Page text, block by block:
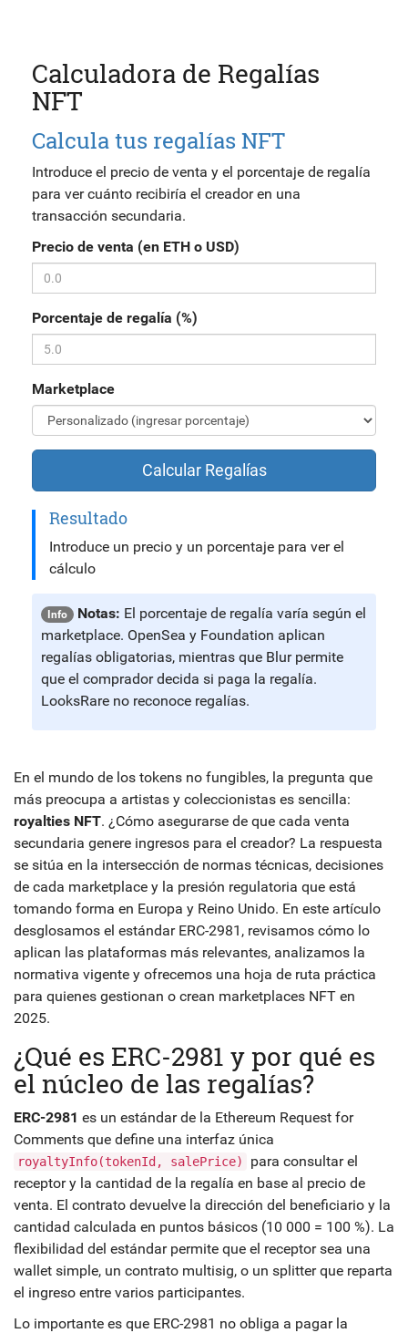
Calculadora de Regalías
NFT
Calcula tus regalías NFT
Introduce el precio de venta y el porcentaje de regalía
para ver cuánto recibiría el creador en una
transacción secundaria.
Precio de venta (en ETH o USD)
Porcentaje de regalía (%)
Marketplace
Calcular Regalías
Resultado
Introduce un precio y un porcentaje para ver el
cálculo
Info Notas: El porcentaje de regalía varía según el
marketplace. OpenSea y Foundation aplican
regalías obligatorias, mientras que Blur permite
que el comprador decida si paga la regalía.
LooksRare no reconoce regalías.
En el mundo de los tokens no fungibles, la pregunta que
más preocupa a artistas y coleccionistas es sencilla:
royalties NFT. ¿Cómo asegurarse de que cada venta
secundaria genere ingresos para el creador? La respuesta
se sitúa en la intersección de normas técnicas, decisiones
de cada marketplace y la presión regulatoria que está
tomando forma en Europa y Reino Unido. En este artículo
desglosamos el estándar ERC-2981, revisamos cómo lo
aplican las plataformas más relevantes, analizamos la
normativa vigente y ofrecemos una hoja de ruta práctica
para quienes gestionan o crean marketplaces NFT en
2025.
¿Qué es ERC-2981 y por qué es
el núcleo de las regalías?
ERC-2981 es un estándar de la Ethereum Request for
Comments que define una interfaz única
royaltyInfo(tokenId, salePrice)
para consultar el
receptor y la cantidad de la regalía en base al precio de
venta. El contrato devuelve la dirección del beneficiario y la
cantidad calculada en puntos básicos (10 000 = 100 %). La
flexibilidad del estándar permite que el receptor sea una
wallet simple, un contrato multisig, o un splitter que reparta
el ingreso entre varios participantes.
Lo importante es que ERC-2981 no obliga a pagar la